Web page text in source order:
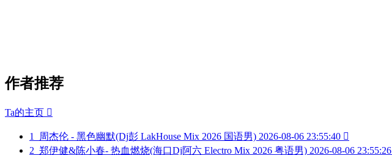
作者推荐
Ta的主页 
1 周杰伦 - 黑色幽默(Dj彭 LakHouse Mix 2026 国语男) 2026-08-06 23:55:40 
2 郑伊健&陈小春- 热血燃烧(海口Dj阿六 Electro Mix 2026 粤语男) 2026-08-06 23:55:26